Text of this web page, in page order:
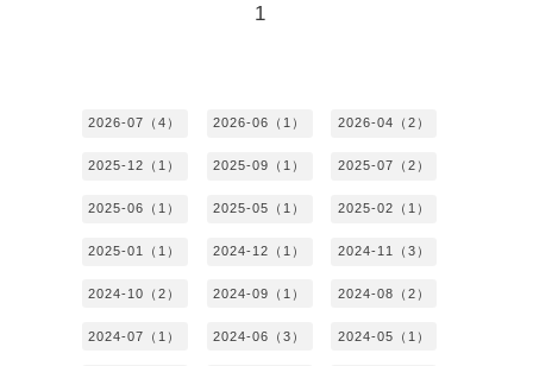
1
2026-07（4） 2026-06（1） 2026-04（2）
2025-12（1） 2025-09（1） 2025-07（2）
2025-06（1） 2025-05（1） 2025-02（1）
2025-01（1） 2024-12（1） 2024-11（3）
2024-10（2） 2024-09（1） 2024-08（2）
2024-07（1） 2024-06（3） 2024-05（1）